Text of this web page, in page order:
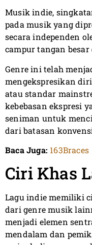
Musik indie,
pada musik yang
secara independen
campur tangan
Genre ini telah
mengekspresikan
atau standar
kebebasan ekspresi
seniman untuk
dari batasan
Baca Juga: 163Braces
Ciri Khas
Lagu indie memiliki
dari genre musik
menjadi elemen
mendalam dan